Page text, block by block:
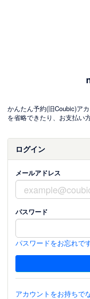
かんたん予約(旧Coubic)ア
を省略できたり、お支払い
ログイン
メールアドレス
パスワード
パスワードをお忘れで
アカウントをお持ちで